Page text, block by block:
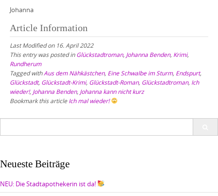
Johanna
Article Information
Last Modified on 16. April 2022
This entry was posted inGlückstadtroman, Johanna Benden, Krimi,
Rundherum
Tagged withAus dem Nähkästchen, Eine Schwalbe im Sturm, Endspurt,
Glückstadt, Glückstadt-Krimi, Glückstadt-Roman, Glückstadtroman, Ich
wieder!, Johanna Benden, Johanna kann nicht kurz
Bookmark this article Ich mal wieder!
Neueste Beiträge
NEU: Die Stadtapothekerin ist da!